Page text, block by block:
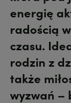
energię
radością
czasu.
rodzin z
także
wyzwań –